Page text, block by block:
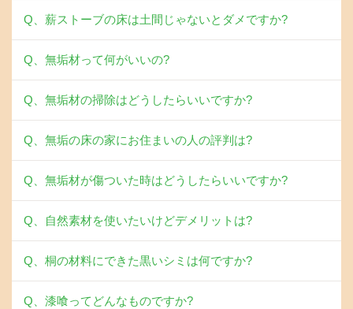
Q、薪ストーブの床は土間じゃないとダメですか?
Q、無垢材って何がいいの?
Q、無垢材の掃除はどうしたらいいですか?
Q、無垢の床の家にお住まいの人の評判は?
Q、無垢材が傷ついた時はどうしたらいいですか?
Q、自然素材を使いたいけどデメリットは?
Q、桐の材料にできた黒いシミは何ですか?
Q、漆喰ってどんなものですか?